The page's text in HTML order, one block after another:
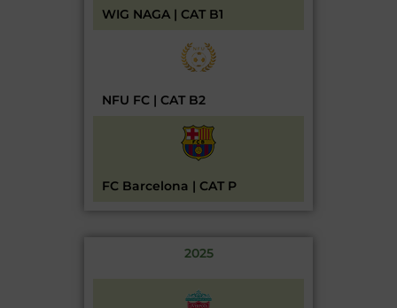
WIG NAGA | CAT B1
NFU FC | CAT B2
FC Barcelona | CAT P
2025